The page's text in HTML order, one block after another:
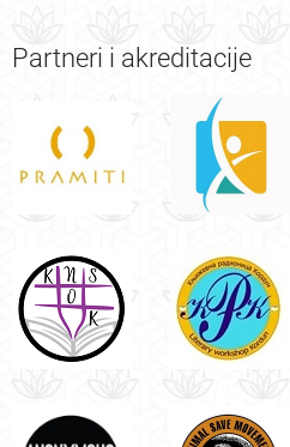
Partneri i akreditacije